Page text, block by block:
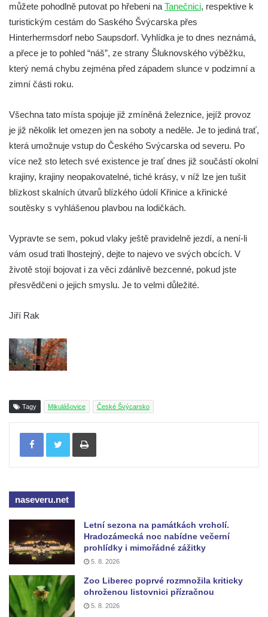
můžete pohodlně putovat po hřebeni na Tanečnici, respektive k
turistickým cestám do Saského Švýcarska přes
Hinterhermsdorf nebo Saupsdorf. Vyhlídka je to dnes neznámá,
a přece je to pohled “náš”, ze strany Šluknovského výběžku,
který nemá chybu zejména před západem slunce v podzimní a
zimní části roku.
Všechna tato místa spojuje již zmíněná železnice, jejíž provoz
je již několik let omezen jen na soboty a neděle. Je to jediná trať,
která umožnuje vstup do Českého Svýcarska od severu. Po
více než sto letech své existence je trať dnes již součástí okolní
krajiny, krajiny neopakovatelné, tiché krásy, v níž lze jen tušit
blízkost skalních útvarů blízkého údolí Křinice a křinické
soutěsky s vyhlášenou plavbou na lodičkách.
Vypravte se sem, pokud vlaky ještě pravidelně jezdí, a není-li
vám osud trati lhostejný, dejte to najevo ve svých obcích. V
životě stojí bojovat i za věci zdánlivě bezcenné, pokud jste
přesvědčeni o jejich smyslu. Je to velmi důležité.
Jiří Rak
Tagy Mikulášovice České Švýcarsko
Tisknout
naseveru.net
Letní sezona na památkách vrcholí.
Hradozámecká noc nabídne večerní
prohlídky i mimořádné zážitky
5. 8. 2026
Zoo Liberec poprvé rozmnožila kriticky
ohroženou listovnici přízračnou
5. 8. 2026